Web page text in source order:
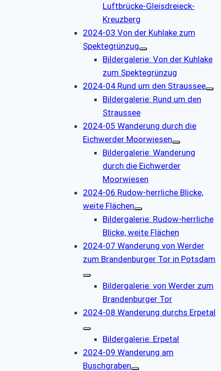
Luftbrücke-Gleisdreieck-
Kreuzberg
2024-03 Von der Kuhlake zum
Spektegrünzug
Bildergalerie: Von der Kuhlake
zum Spektegrünzug
2024-04 Rund um den Straussee
Bildergalerie: Rund um den
Straussee
2024-05 Wanderung durch die
Eichwerder Moorwiesen
Bildergalerie: Wanderung
durch die Eichwerder
Moorwiesen
2024-06 Rudow-herrliche Blicke,
weite Flächen
Bildergalerie: Rudow-herrliche
Blicke, weite Flächen
2024-07 Wanderung von Werder
zum Brandenburger Tor in Potsdam
Bildergalerie: von Werder zum
Brandenburger Tor
2024-08 Wanderung durchs Erpetal
Bildergalerie: Erpetal
2024-09 Wanderung am
Buschgraben